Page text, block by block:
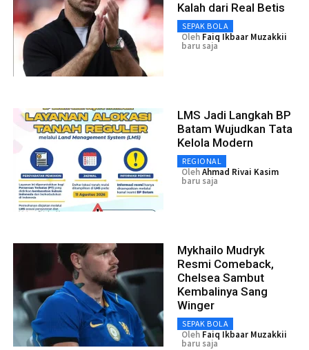
Kalah dari Real Betis
SEPAK BOLA
Oleh Faiq Ikbaar Muzakkii
baru saja
LMS Jadi Langkah BP
Batam Wujudkan Tata
Kelola Modern
REGIONAL
OlehAhmad Rivai Kasim
baru saja
Mykhailo Mudryk
Resmi Comeback,
Chelsea Sambut
Kembalinya Sang
Winger
SEPAK BOLA
Oleh Faiq Ikbaar Muzakkii
baru saja